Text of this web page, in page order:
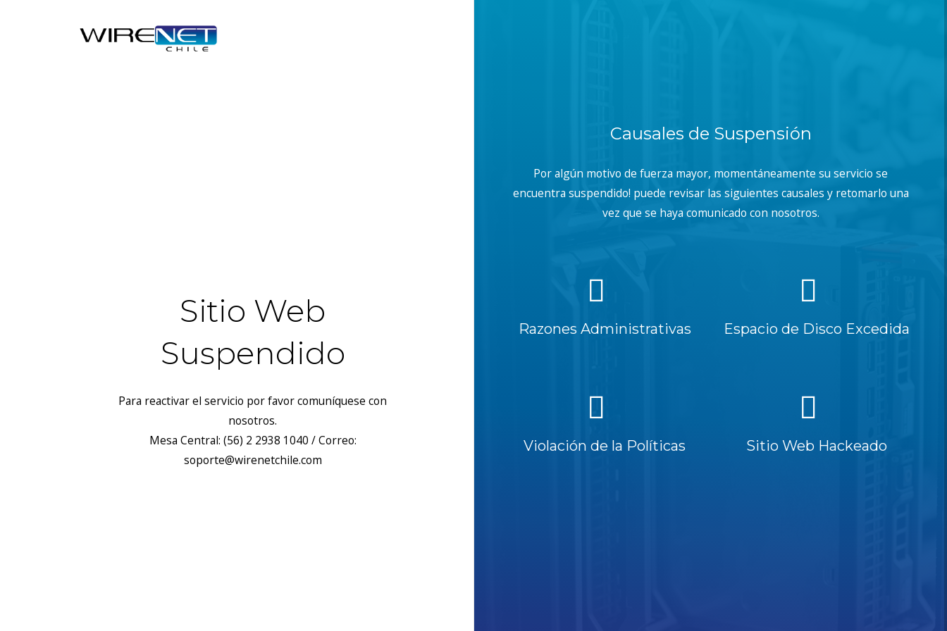
Sitio Web
Suspendido
Para reactivar el servicio por favor comuníquese con
nosotros.
Mesa Central: (56) 2 2938 1040 / Correo:
soporte@wirenetchile.com
Causales de Suspensión
Por algún motivo de fuerza mayor, momentáneamente su servicio se
encuentra suspendido! puede revisar las siguientes causales y retomarlo una
vez que se haya comunicado con nosotros.
Razones Administrativas Espacio de Disco Excedida
Violación de la Políticas Sitio Web Hackeado